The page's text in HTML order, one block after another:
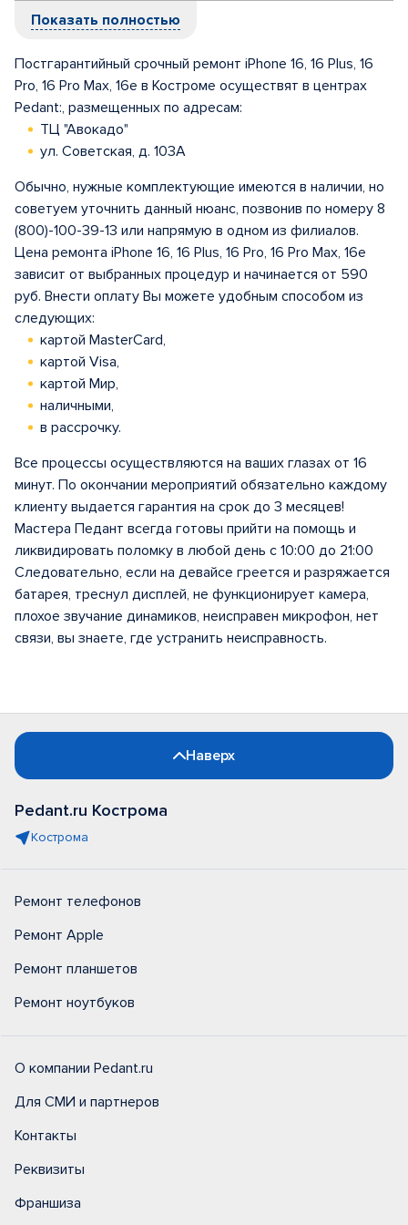
Показать полностью
Постгарантийный срочный ремонт iPhone 16, 16 Plus, 16
Pro, 16 Pro Max, 16e в Костроме осуществят в центрах
Pedant:, размещенных по адресам:
ТЦ "Авокадо"
ул. Советская, д. 103А
Обычно, нужные комплектующие имеются в наличии, но
советуем уточнить данный нюанс, позвонив по номеру 8
(800)-100-39-13 или напрямую в одном из филиалов.
Цена ремонта iPhone 16, 16 Plus, 16 Pro, 16 Pro Max, 16e
зависит от выбранных процедур и начинается от 590
руб. Внести оплату Вы можете удобным способом из
следующих:
картой MasterCard,
картой Visa,
картой Мир,
наличными,
в рассрочку.
Все процессы осуществляются на ваших глазах от 16
минут. По окончании мероприятий обязательно каждому
клиенту выдается гарантия на срок до 3 месяцев!
Мастера Педант всегда готовы прийти на помощь и
ликвидировать поломку в любой день с 10:00 до 21:00
Следовательно, если на девайсе греется и разряжается
батарея, треснул дисплей, не функционирует камера,
плохое звучание динамиков, неисправен микрофон, нет
связи, вы знаете, где устранить неисправность.
Наверх
Pedant.ru Кострома
Кострома
Ремонт телефонов
Ремонт Apple
Ремонт планшетов
Ремонт ноутбуков
О компании Pedant.ru
Для СМИ и партнеров
Контакты
Реквизиты
Франшиза